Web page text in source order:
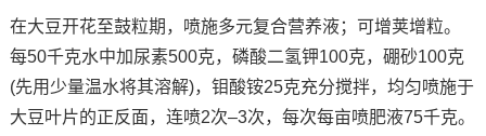
在大豆开花至鼓粒期，喷施多元复合营养液；可增荚增粒。
每50千克水中加尿素500克，磷酸二氢钾100克，硼砂100克
(先用少量温水将其溶解)，钼酸铵25克充分搅拌，均匀喷施于
大豆叶片的正反面，连喷2次–3次，每次每亩喷肥液75千克。